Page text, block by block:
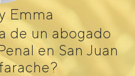
Emma
de un abogado
en San Juan